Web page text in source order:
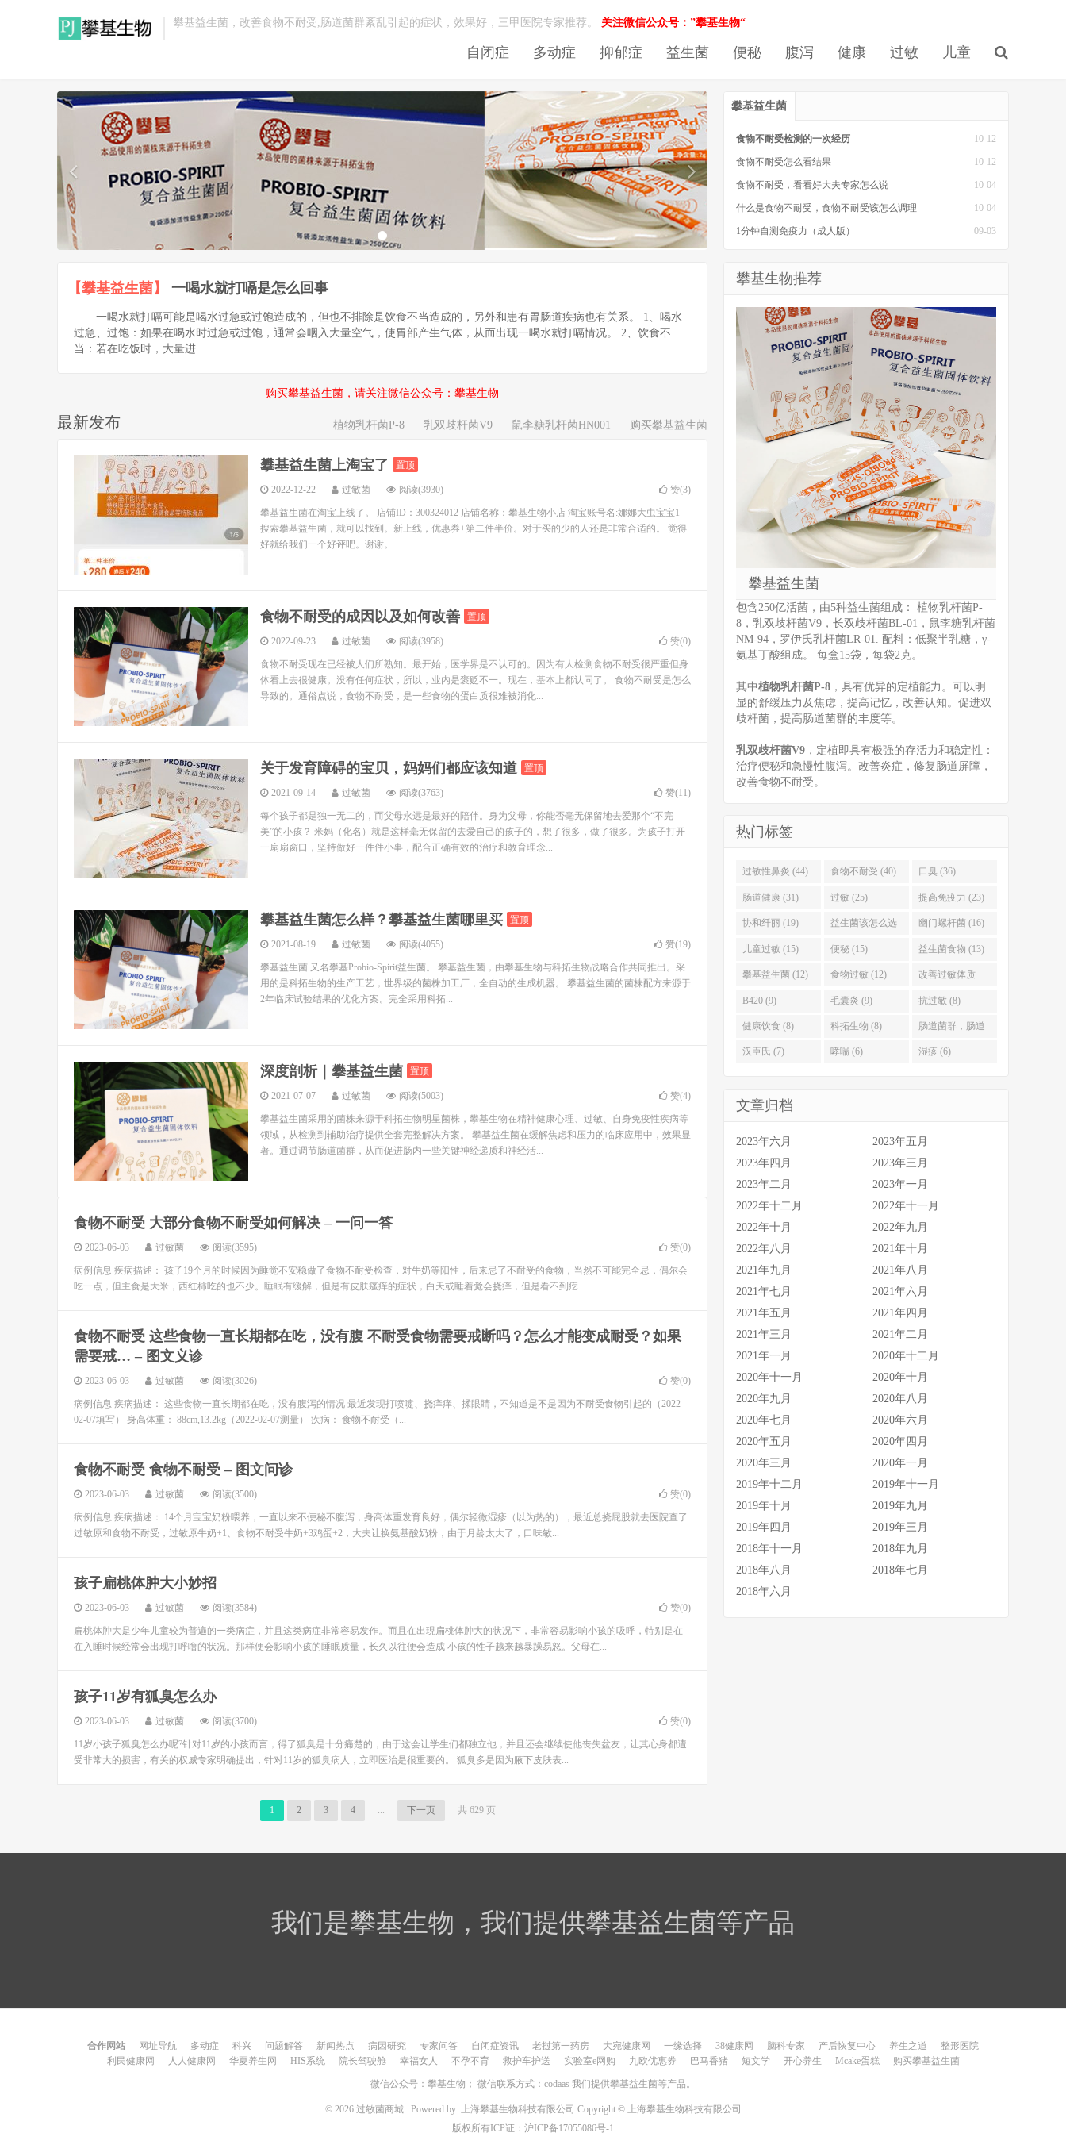
攀基益生菌，改善食物不耐受,肠道菌群紊乱引起的症状，效果好，三甲医院专家推荐。 关注微信公众号：”攀基生物“
自闭症 多动症 抑郁症 益生菌 便秘 腹泻 健康 过敏 儿童
【攀基益生菌】 一喝水就打嗝是怎么回事
一喝水就打嗝可能是喝水过急或过饱造成的，但也不排除是饮食不当造成的，另外和患有胃肠道疾病也有关系。 1、喝水
过急、过饱：如果在喝水时过急或过饱，通常会咽入大量空气，使胃部产生气体，从而出现一喝水就打嗝情况。 2、饮食不
当：若在吃饭时，大量进...
购买攀基益生菌，请关注微信公众号：攀基生物
最新发布 植物乳杆菌P-8 乳双歧杆菌V9 鼠李糖乳杆菌HN001 购买攀基益生菌
攀基益生菌上淘宝了 置顶
2022-12-22 过敏菌 阅读(3930) 赞(3)
攀基益生菌在淘宝上线了。 店铺ID：300324012 店铺名称：攀基生物小店 淘宝账号名:娜娜大虫宝宝1
搜索攀基益生菌，就可以找到。新上线，优惠券+第二件半价。对于买的少的人还是非常合适的。 觉得
好就给我们一个好评吧。谢谢。
食物不耐受的成因以及如何改善 置顶
2022-09-23 过敏菌 阅读(3958) 赞(0)
食物不耐受现在已经被人们所熟知。最开始，医学界是不认可的。因为有人检测食物不耐受很严重但身
体看上去很健康。没有任何症状，所以，业内是褒贬不一。现在，基本上都认同了。 食物不耐受是怎么
导致的。通俗点说，食物不耐受，是一些食物的蛋白质很难被消化...
关于发育障碍的宝贝，妈妈们都应该知道 置顶
2021-09-14 过敏菌 阅读(3763) 赞(11)
每个孩子都是独一无二的，而父母永远是最好的陪伴。身为父母，你能否毫无保留地去爱那个“不完
美”的小孩？ 米妈（化名）就是这样毫无保留的去爱自己的孩子的，想了很多，做了很多。为孩子打开
一扇扇窗口，坚持做好一件件小事，配合正确有效的治疗和教育理念...
攀基益生菌怎么样？攀基益生菌哪里买 置顶
2021-08-19 过敏菌 阅读(4055) 赞(19)
攀基益生菌 又名攀基Probio-Spirit益生菌。 攀基益生菌，由攀基生物与科拓生物战略合作共同推出。采
用的是科拓生物的生产工艺，世界级的菌株加工厂，全自动的生成机器。 攀基益生菌的菌株配方来源于
2年临床试验结果的优化方案。完全采用科拓...
深度剖析｜攀基益生菌 置顶
2021-07-07 过敏菌 阅读(5003) 赞(4)
攀基益生菌采用的菌株来源于科拓生物明星菌株，攀基生物在精神健康心理、过敏、自身免疫性疾病等
领域，从检测到辅助治疗提供全套完整解决方案。 攀基益生菌在缓解焦虑和压力的临床应用中，效果显
著。通过调节肠道菌群，从而促进肠内一些关键神经递质和神经活...
食物不耐受 大部分食物不耐受如何解决 – 一问一答
2023-06-03 过敏菌 阅读(3595) 赞(0)
病例信息 疾病描述： 孩子19个月的时候因为睡觉不安稳做了食物不耐受检查，对牛奶等阳性，后来忌了不耐受的食物，当然不可能完全忌，偶尔会
吃一点，但主食是大米，西红柿吃的也不少。睡眠有缓解，但是有皮肤瘙痒的症状，白天或睡着觉会挠痒，但是看不到疙...
食物不耐受 这些食物一直长期都在吃，没有腹 不耐受食物需要戒断吗？怎么才能变成耐受？如果
需要戒… – 图文义诊
2023-06-03 过敏菌 阅读(3026) 赞(0)
病例信息 疾病描述： 这些食物一直长期都在吃，没有腹泻的情况 最近发现打喷嚏、挠痒痒、揉眼睛，不知道是不是因为不耐受食物引起的（2022-
02-07填写） 身高体重： 88cm,13.2kg（2022-02-07测量） 疾病： 食物不耐受（...
食物不耐受 食物不耐受 – 图文问诊
2023-06-03 过敏菌 阅读(3500) 赞(0)
病例信息 疾病描述： 14个月宝宝奶粉喂养，一直以来不便秘不腹泻，身高体重发育良好，偶尔轻微湿疹（以为热的），最近总挠屁股就去医院查了
过敏原和食物不耐受，过敏原牛奶+1、食物不耐受牛奶+3鸡蛋+2，大夫让换氨基酸奶粉，由于月龄太大了，口味敏...
孩子扁桃体肿大小妙招
2023-06-03 过敏菌 阅读(3584) 赞(0)
扁桃体肿大是少年儿童较为普遍的一类病症，并且这类病症非常容易发作。而且在出現扁桃体肿大的状况下，非常容易影响小孩的吸呼，特别是在
在入睡时候经常会出现打呼噜的状况。那样便会影响小孩的睡眠质量，长久以往便会造成 小孩的性子越来越暴躁易怒。父母在...
孩子11岁有狐臭怎么办
2023-06-03 过敏菌 阅读(3700) 赞(0)
11岁小孩子狐臭怎么办呢?针对11岁的小孩而言，得了狐臭是十分痛楚的，由于这会让学生们都独立他，并且还会继续使他丧失盆友，让其心身都遭
受非常大的损害，有关的权威专家明确提出，针对11岁的狐臭病人，立即医治是很重要的。 狐臭多是因为腋下皮肤表...
1 2 3 4 ... 下一页 共 629 页
攀基益生菌
10-12
食物不耐受检测的一次经历
10-12
食物不耐受怎么看结果
10-04
食物不耐受，看看好大夫专家怎么说
10-04
什么是食物不耐受，食物不耐受该怎么调理
09-03
1分钟自测免疫力（成人版）
攀基生物推荐
攀基益生菌
包含250亿活菌，由5种益生菌组成： 植物乳杆菌P-
8，乳双歧杆菌V9，长双歧杆菌BL-01，鼠李糖乳杆菌
NM-94，罗伊氏乳杆菌LR-01. 配料：低聚半乳糖，γ-
氨基丁酸组成。 每盒15袋，每袋2克。
其中植物乳杆菌P-8 ，具有优异的定植能力。可以明
显的舒缓压力及焦虑，提高记忆，改善认知。促进双
歧杆菌，提高肠道菌群的丰度等。
乳双歧杆菌V9 ，定植即具有极强的存活力和稳定性：
治疗便秘和急慢性腹泻。改善炎症，修复肠道屏障，
改善食物不耐受。
热门标签
过敏性鼻炎 (44) 食物不耐受 (40) 口臭 (36)
肠道健康 (31) 过敏 (25) 提高免疫力 (23)
协和纤丽 (19) 益生菌该怎么选
(18)
幽门螺杆菌 (16)
儿童过敏 (15) 便秘 (15) 益生菌食物 (13)
攀基益生菌 (12) 食物过敏 (12) 改善过敏体质
(10)
B420 (9) 毛囊炎 (9) 抗过敏 (8)
健康饮食 (8) 科拓生物 (8) 肠道菌群，肠道
健康 (7)
汉臣氏 (7) 哮喘 (6) 湿疹 (6)
文章归档
2023年六月
2023年五月
2023年四月
2023年三月
2023年二月
2023年一月
2022年十二月
2022年十一月
2022年十月
2022年九月
2022年八月
2021年十月
2021年九月
2021年八月
2021年七月
2021年六月
2021年五月
2021年四月
2021年三月
2021年二月
2021年一月
2020年十二月
2020年十一月
2020年十月
2020年九月
2020年八月
2020年七月
2020年六月
2020年五月
2020年四月
2020年三月
2020年一月
2019年十二月
2019年十一月
2019年十月
2019年九月
2019年四月
2019年三月
2018年十一月
2018年九月
2018年八月
2018年七月
2018年六月
我们是攀基生物，我们提供攀基益生菌等产品
合作网站 网址导航 多动症 科兴 问题解答 新闻热点 病因研究 专家问答 自闭症资讯 老挝第一药房 大宛健康网 一缘选择 38健康网 脑科专家 产后恢复中心 养生之道
整形医院
利民健康网
人人健康网 华夏养生网 HIS系统 院长驾驶舱 幸福女人 不孕不育 救护车护送 实验室e网购 九欧优惠券 巴马香猪 短文学 开心养生 Mcake蛋糕 购买攀基益生菌
微信公众号：攀基生物； 微信联系方式：codaas 我们提供攀基益生菌等产品。
© 2026 过敏菌商城Powered by: 上海攀基生物科技有限公司 Copyright © 上海攀基生物科技有限公司
版权所有ICP证： 沪ICP备17055086号-1